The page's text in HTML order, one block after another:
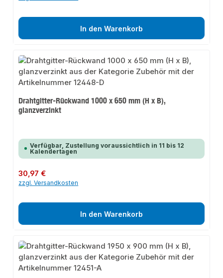
In den Warenkorb
Drahtgitter-Rückwand 1000 x 650 mm (H x B),
glanzverzinkt
Verfügbar, Zustellung voraussichtlich in 11 bis 12
Kalendertagen
Regulärer Preis:
30,97 €
zzgl. Versandkosten
In den Warenkorb